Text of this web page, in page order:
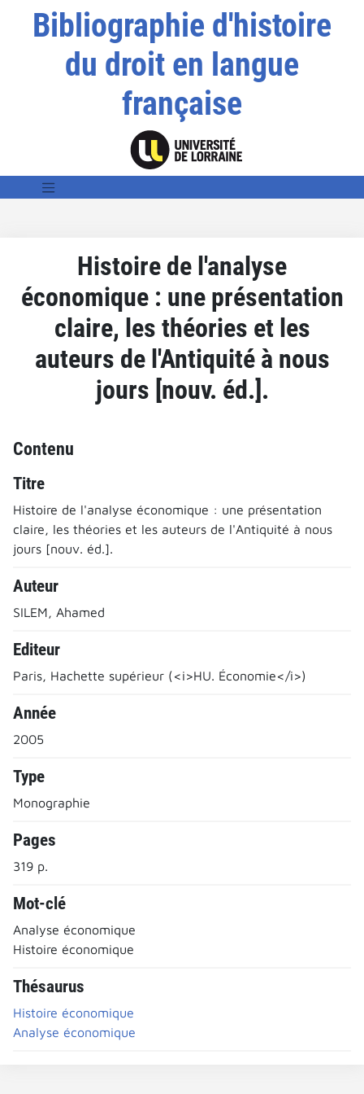
Bibliographie d'histoire
du droit en langue
française
Histoire de l'analyse
économique : une présentation
claire, les théories et les
auteurs de l'Antiquité à nous
jours [nouv. éd.].
Contenu
Titre
Histoire de l'analyse économique : une présentation
claire, les théories et les auteurs de l'Antiquité à nous
jours [nouv. éd.].
Auteur
SILEM, Ahamed
Editeur
Paris, Hachette supérieur (<i>HU. Économie</i>)
Année
2005
Type
Monographie
Pages
319 p.
Mot-clé
Analyse économique
Histoire économique
Thésaurus
Histoire économique
Analyse économique